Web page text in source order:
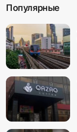
Популярные